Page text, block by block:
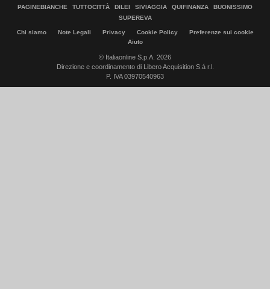
PAGINEBIANCHE
TUTTOCITTÀ DILEI SIVIAGGIA QUIFINANZA
BUONISSIMO
SUPEREVA
Chi siamo Note Legali Privacy Cookie Policy
Preferenze sui cookie
Aiuto
© Italiaonline S.p.A. 2026
Direzione e coordinamento di Libero Acquisition S.á r.l.
P. IVA 03970540963